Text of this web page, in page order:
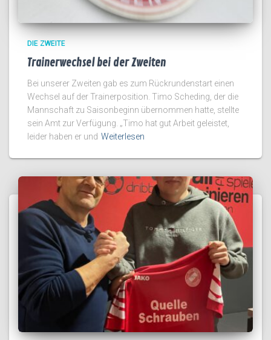
DIE ZWEITE
Trainerwechsel bei der Zweiten
Bei unserer Zweiten gab es zum Rückrundenstart einen
Wechsel auf der Trainerposition. Timo Scheding, der die
Mannschaft zu Saisonbeginn übernommen hatte, stellte
sein Amt zur Verfügung. „Timo hat gut Arbeit geleistet,
leider haben er und Weiterlesen